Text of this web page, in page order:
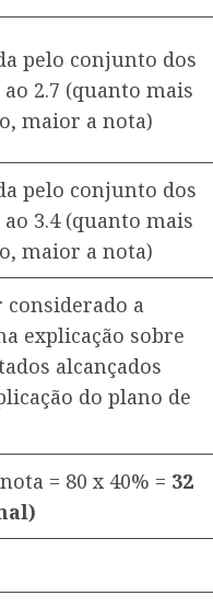
pelo conjunto dos
2.7 (quanto mais
maior a nota)
pelo conjunto dos
3.4 (quanto mais
maior a nota)
considerado a
explicação sobre
alcançados
do plano de
= 80 x 40% = 32